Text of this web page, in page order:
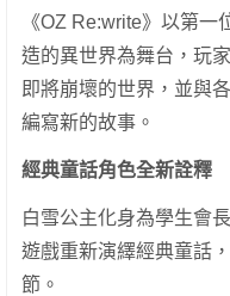
《OZ Re:write》以第一
造的異世界為舞台，玩
即將崩壞的世界，並與
編寫新的故事。
經典童話角色全新詮釋
白雪公主化身為學生會
遊戲重新演繹經典童話
節。